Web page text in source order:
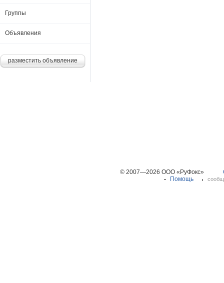
Группы
Объявления
разместить объявление
© 2007—2026 ООО «РуФокс»
Помощь